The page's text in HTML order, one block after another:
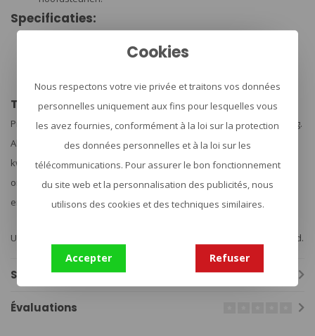
Specificaties:
Merk: Tasmanian Tiger
Afmetingen: 19 x 14 x 5 cm
Kleur: black, olive of carbon
Materiaal: Cordura 700 DEN
TASMANIAN TIGER – DE UITRUSTING VAN DE PROS
Premium leverancier van professionele militaire en politie-uitrusting.
Alle TASMANIAN TIGER-producten gemaakt van de allerbeste
kwaliteit en met de beste functionaliteit. Het uitgebreide
ontwikkelingswerk is altijd gebaseerd op de specifieke behoeften
en vereisten van de gebruikers.
U kunt op TASMANIAN TIGER-producten vertrouwen – overal en altijd.
Spécifications
Évaluations
Cookies
Nous respectons votre vie privée et traitons vos données
personnelles uniquement aux fins pour lesquelles vous
les avez fournies, conformément à la loi sur la protection
des données personnelles et à la loi sur les
télécommunications. Pour assurer le bon fonctionnement
du site web et la personnalisation des publicités, nous
utilisons des cookies et des techniques similaires.
Accepter Refuser